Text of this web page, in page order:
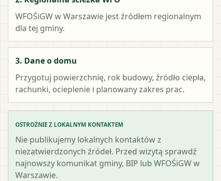
WFOŚiGW w Warszawie jest źródłem regionalnym
dla tej gminy.
3. Dane o domu
Przygotuj powierzchnię, rok budowy, źródło ciepła,
rachunki, ocieplenie i planowany zakres prac.
OSTROŻNIE Z LOKALNYM KONTAKTEM
Nie publikujemy lokalnych kontaktów z
niezatwierdzonych źródeł. Przed wizytą sprawdź
najnowszy komunikat gminy, BIP lub WFOŚiGW w
Warszawie.